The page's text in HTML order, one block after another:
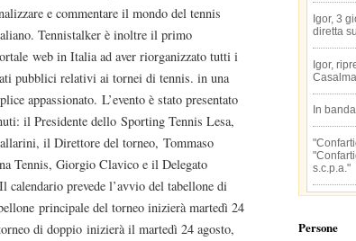
e commentare il mondo del tennis
Tennistalker è inoltre il primo
web in Italia ad aver riorganizzato tutti i
pubblici relativi ai tornei di tennis. in una
appassionato. L’evento è stato presentato
il Presidente dello Sporting Tennis Lesa,
il Direttore del torneo, Tommaso
Tennis, Giorgio Clavico e il Delegato
prevede l’avvio del tabellone di
principale del torneo inizierà martedì 24
di doppio inizierà il martedì 24 agosto,
Igor, 3
diretta
Igor,
In
s.c.p.a."
Persone